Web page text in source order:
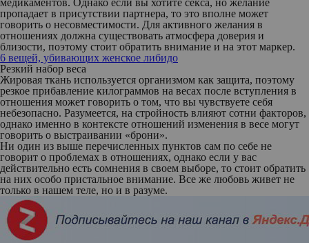
медикаментов. Однако если вы хотите секса, но желание
пропадает в присутствии партнера, то это вполне может
говорить о несовместимости. Для активного желания в
отношениях должна существовать атмосфера доверия и
близости, поэтому стоит обратить внимание и на этот маркер.
6 вещей, убивающих женское либидо
Резкий набор веса
Жировая ткань используется организмом как защита, поэтому
резкое прибавление килограммов на весах после вступления в
отношения может говорить о том, что вы чувствуете себя
небезопасно. Разумеется, на стройность влияют сотни факторов,
однако именно в контексте отношений изменения в весе могут
говорить о выстраивании «брони».
Ни один из выше перечисленных пунктов сам по себе не
говорит о проблемах в отношениях, однако если у вас
действительно есть сомнения в своем выборе, то стоит обратить
на них особо пристальное внимание. Все же любовь живет не
только в нашем теле, но и в разуме.